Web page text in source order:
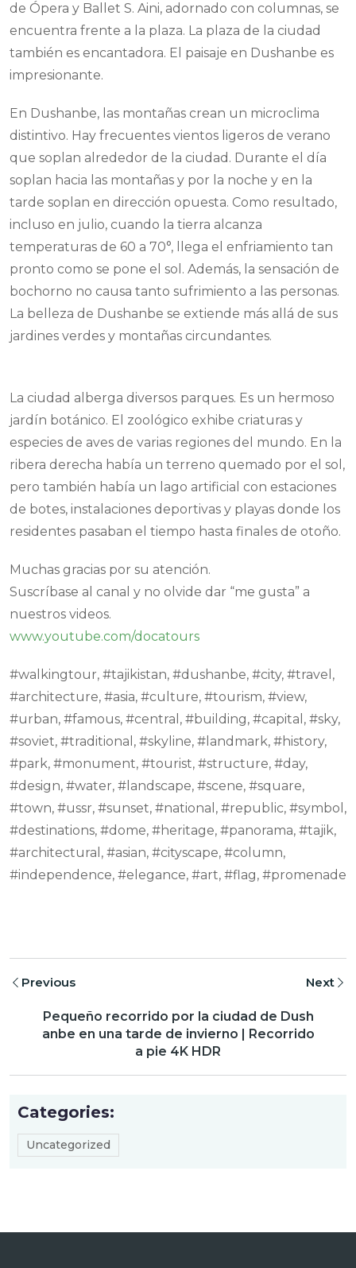
de Ópera y Ballet S. Aini, adornado con columnas, se
encuentra frente a la plaza. La plaza de la ciudad
también es encantadora. El paisaje en Dushanbe es
impresionante.
En Dushanbe, las montañas crean un microclima
distintivo. Hay frecuentes vientos ligeros de verano
que soplan alrededor de la ciudad. Durante el día
soplan hacia las montañas y por la noche y en la
tarde soplan en dirección opuesta. Como resultado,
incluso en julio, cuando la tierra alcanza
temperaturas de 60 a 70°, llega el enfriamiento tan
pronto como se pone el sol. Además, la sensación de
bochorno no causa tanto sufrimiento a las personas.
La belleza de Dushanbe se extiende más allá de sus
jardines verdes y montañas circundantes.
La ciudad alberga diversos parques. Es un hermoso
jardín botánico. El zoológico exhibe criaturas y
especies de aves de varias regiones del mundo. En la
ribera derecha había un terreno quemado por el sol,
pero también había un lago artificial con estaciones
de botes, instalaciones deportivas y playas donde los
residentes pasaban el tiempo hasta finales de otoño.
Muchas gracias por su atención.
Suscríbase al canal y no olvide dar “me gusta” a
nuestros videos.
www.youtube.com/docatours
#walkingtour, #tajikistan, #dushanbe, #city, #travel,
#architecture, #asia, #culture, #tourism, #view,
#urban, #famous, #central, #building, #capital, #sky,
#soviet, #traditional, #skyline, #landmark, #history,
#park, #monument, #tourist, #structure, #day,
#design, #water, #landscape, #scene, #square,
#town, #ussr, #sunset, #national, #republic, #symbol,
#destinations, #dome, #heritage, #panorama, #tajik,
#architectural, #asian, #cityscape, #column,
#independence, #elegance, #art, #flag, #promenade
Previous
Pequeño recorrido por la ciudad de Dush
anbe en una tarde de invierno | Recorrido
a pie 4K HDR
Next
Categories:
Uncategorized